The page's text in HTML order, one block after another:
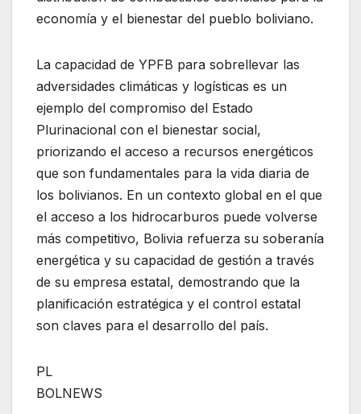
economía y el bienestar del pueblo boliviano.
La capacidad de YPFB para sobrellevar las
adversidades climáticas y logísticas es un
ejemplo del compromiso del Estado
Plurinacional con el bienestar social,
priorizando el acceso a recursos energéticos
que son fundamentales para la vida diaria de
los bolivianos. En un contexto global en el que
el acceso a los hidrocarburos puede volverse
más competitivo, Bolivia refuerza su soberanía
energética y su capacidad de gestión a través
de su empresa estatal, demostrando que la
planificación estratégica y el control estatal
son claves para el desarrollo del país.
PL
BOLNEWS